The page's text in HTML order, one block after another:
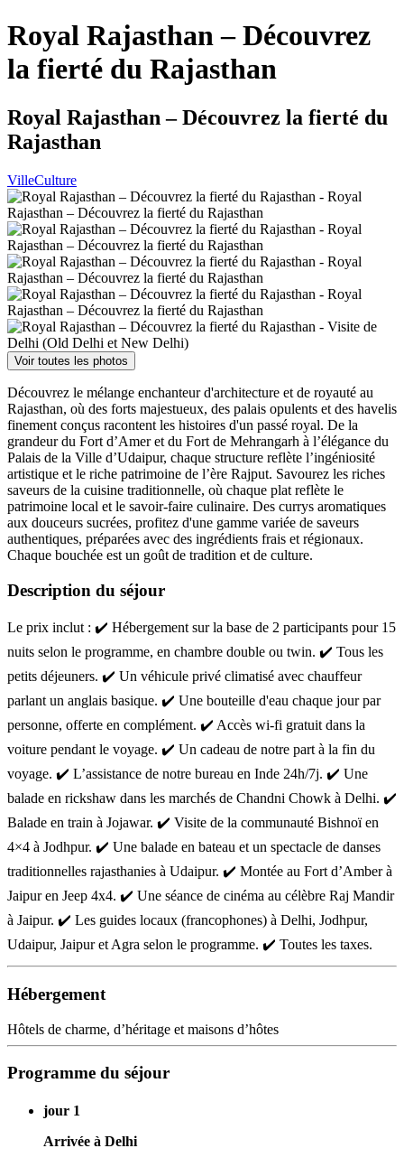
Royal Rajasthan – Découvrez
la fierté du Rajasthan
Royal Rajasthan – Découvrez la fierté du
Rajasthan
VilleCulture
Voir toutes les photos
Découvrez le mélange enchanteur d'architecture et de royauté au
Rajasthan, où des forts majestueux, des palais opulents et des havelis
finement conçus racontent les histoires d'un passé royal. De la
grandeur du Fort d’Amer et du Fort de Mehrangarh à l’élégance du
Palais de la Ville d’Udaipur, chaque structure reflète l’ingéniosité
artistique et le riche patrimoine de l’ère Rajput. Savourez les riches
saveurs de la cuisine traditionnelle, où chaque plat reflète le
patrimoine local et le savoir-faire culinaire. Des currys aromatiques
aux douceurs sucrées, profitez d'une gamme variée de saveurs
authentiques, préparées avec des ingrédients frais et régionaux.
Chaque bouchée est un goût de tradition et de culture.
Description du séjour
Le prix inclut : ✔️ Hébergement sur la base de 2 participants pour 15
nuits selon le programme, en chambre double ou twin. ✔️ Tous les
petits déjeuners. ✔️ Un véhicule privé climatisé avec chauffeur
parlant un anglais basique. ✔️ Une bouteille d'eau chaque jour par
personne, offerte en complément. ✔️ Accès wi-fi gratuit dans la
voiture pendant le voyage. ✔️ Un cadeau de notre part à la fin du
voyage. ✔️ L’assistance de notre bureau en Inde 24h/7j. ✔️ Une
balade en rickshaw dans les marchés de Chandni Chowk à Delhi. ✔️
Balade en train à Jojawar. ✔️ Visite de la communauté Bishnoï en
4×4 à Jodhpur. ✔️ Une balade en bateau et un spectacle de danses
traditionnelles rajasthanies à Udaipur. ✔️ Montée au Fort d’Amber à
Jaipur en Jeep 4x4. ✔️ Une séance de cinéma au célèbre Raj Mandir
à Jaipur. ✔️ Les guides locaux (francophones) à Delhi, Jodhpur,
Udaipur, Jaipur et Agra selon le programme. ✔️ Toutes les taxes.
Hébergement
Hôtels de charme, d’héritage et maisons d’hôtes
Programme du séjour
jour 1
Arrivée à Delhi